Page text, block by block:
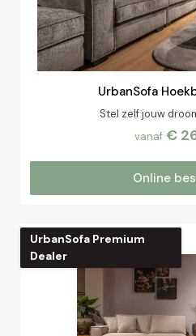
UrbanSofa
Stel zelf jouw
vanaf €
Online
UrbanSofa Premium
Dealer